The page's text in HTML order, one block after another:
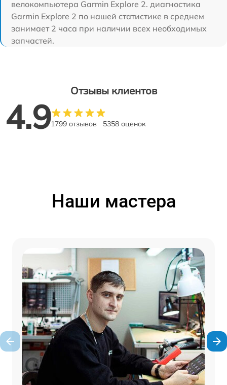
велокомпьютера Garmin Explore 2. диагностика
Garmin Explore 2 по нашей статистике в среднем
занимает 2 часа при наличии всех необходимых
запчастей.
Отзывы клиентов
4.91799 отзывов 5358 оценок
Наши мастера